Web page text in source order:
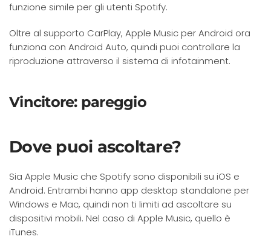
funzione simile per gli utenti Spotify.
Oltre al supporto CarPlay, Apple Music per Android ora
funziona con Android Auto, quindi puoi controllare la
riproduzione attraverso il sistema di infotainment.
Vincitore: pareggio
Dove puoi ascoltare?
Sia Apple Music che Spotify sono disponibili su iOS e
Android. Entrambi hanno app desktop standalone per
Windows e Mac, quindi non ti limiti ad ascoltare su
dispositivi mobili. Nel caso di Apple Music, quello è
iTunes.